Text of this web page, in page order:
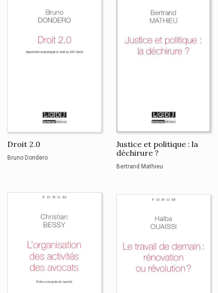
Droit 2.0
Bruno Dondero
Justice et politique : la
déchirure ?
Bertrand Mathieu